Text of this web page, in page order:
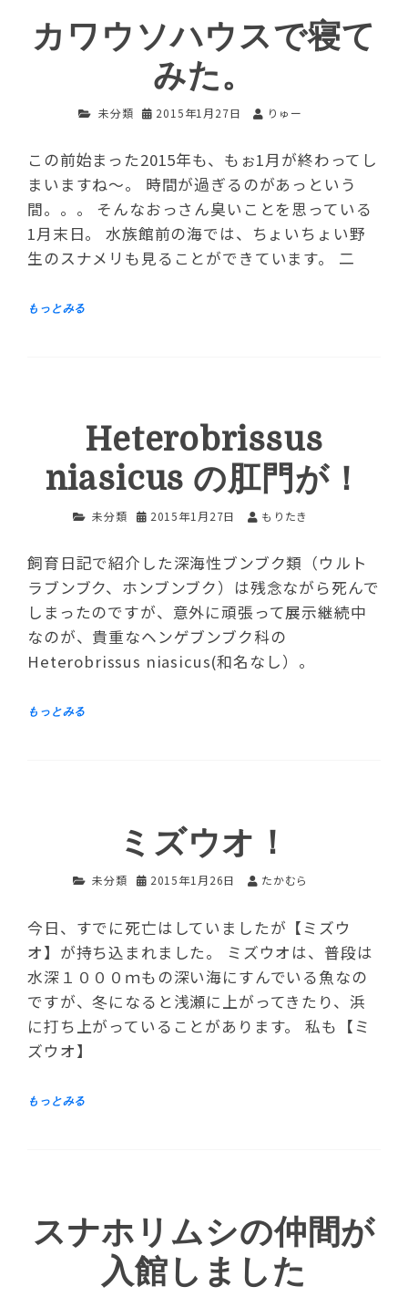
カワウソハウスで寝て
みた。
未分類 2015年1月27日 りゅー
この前始まった2015年も、もぉ1月が終わってし
まいますね～。 時間が過ぎるのがあっという
間。。。 そんなおっさん臭いことを思っている
1月末日。 水族館前の海では、ちょいちょい野
生のスナメリも見ることができています。 二
Heterobrissus
niasicus の肛門が！
未分類 2015年1月27日 もりたき
飼育日記で紹介した深海性ブンブク類（ウルト
ラブンブク、ホンブンブク）は残念ながら死んで
しまったのですが、意外に頑張って展示継続中
なのが、貴重なヘンゲブンブク科の
Heterobrissus niasicus(和名なし）。
ミズウオ！
未分類 2015年1月26日 たかむら
今日、すでに死亡はしていましたが【ミズウ
オ】が持ち込まれました。 ミズウオは、普段は
水深１０００ｍもの深い海にすんでいる魚なの
ですが、冬になると浅瀬に上がってきたり、浜
に打ち上がっていることがあります。 私も【ミ
ズウオ】
スナホリムシの仲間が
入館しました